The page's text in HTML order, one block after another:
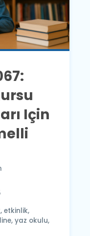
Için
, etkinlik,
, yaz okulu,